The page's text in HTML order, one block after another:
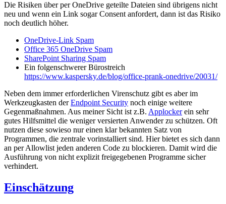
Die Risiken über per OneDrive geteilte Dateien sind übrigens nicht
neu und wenn ein Link sogar Consent anfordert, dann ist das Risiko
noch deutlich höher.
OneDrive-Link Spam
Office 365 OneDrive Spam
SharePoint Sharing Spam
Ein folgenschwerer Bürostreich
https://www.kaspersky.de/blog/office-prank-onedrive/20031/
Neben dem immer erforderlichen Virenschutz gibt es aber im
Werkzeugkasten derEndpoint Security noch einige weitere
Gegenmaßnahmen. Aus meiner Sicht ist z.B. Applockerein sehr
gutes Hilfsmittel die weniger versierten Anwender zu schützen. Oft
nutzen diese sowieso nur einen klar bekannten Satz von
Programmen, die zentrale vorinstalliert sind. Hier bietet es sich dann
an per Allowlist jeden anderen Code zu blockieren. Damit wird die
Ausführung von nicht explizit freigegebenen Programme sicher
verhindert.
Einschätzung